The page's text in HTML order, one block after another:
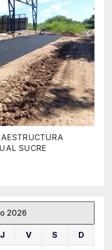
SUCRE
2026
J V S D